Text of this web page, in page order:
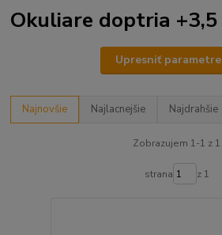
Okuliare doptria +3,5
Upresniť parametre
Najnovšie Najlacnejšie Najdrahšie
Zobrazujem 1-1 z 1
strana z 1